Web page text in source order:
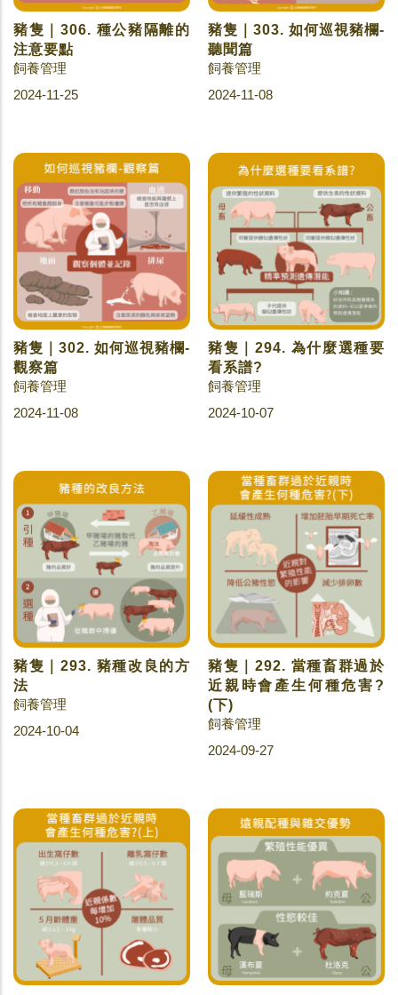
豬隻｜306. 種公豬隔離的
注意要點
飼養管理
2024-11-25
豬隻｜303. 如何巡視豬欄-
聽聞篇
飼養管理
2024-11-08
豬隻｜302. 如何巡視豬欄-
觀察篇
飼養管理
2024-11-08
豬隻｜294. 為什麼選種要
看系譜?
飼養管理
2024-10-07
豬隻｜293. 豬種改良的方
法
飼養管理
2024-10-04
豬隻｜292. 當種畜群過於
近親時會產生何種危害?
(下)
飼養管理
2024-09-27